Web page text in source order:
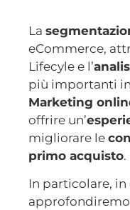
La
eCommerce,
Lifecyle e l’
più importanti
Marketing
offrire un’
migliorare le
primo acquisto.
In particolare, in